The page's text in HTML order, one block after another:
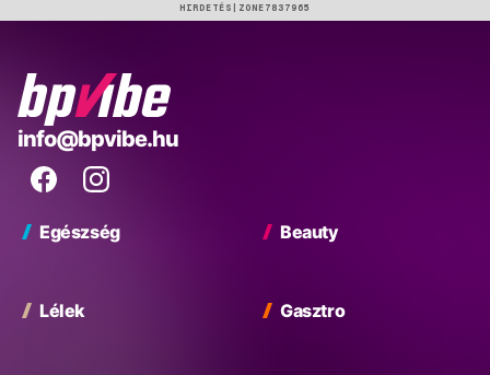
HIRDETÉS
BP
Vibe
info@bpvibe.hu
Egészség Beauty
Lélek Gasztro